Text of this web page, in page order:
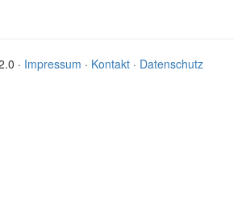
· Impressum · Kontakt · Datenschutz